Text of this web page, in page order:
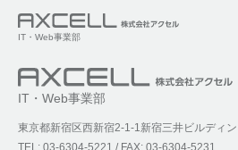
IT・Web事業部
IT・Web事業部
事業内容 会社概要 ブログ
東京都新宿区西新宿2-1-1新宿三井ビルディ